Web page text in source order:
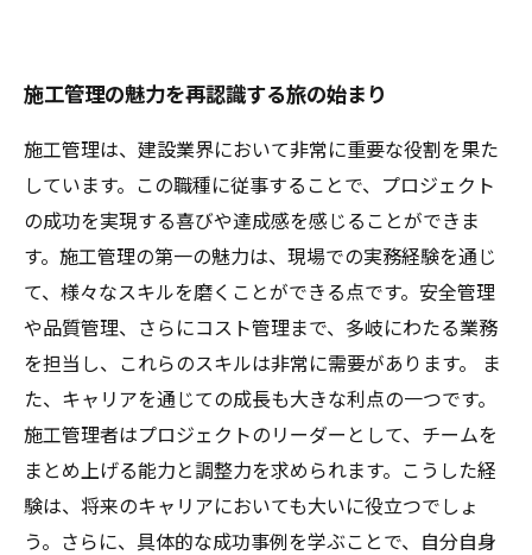
施工管理の魅力を再認識する旅の始まり
施工管理は、建設業界において非常に重要な役割を果た
しています。この職種に従事することで、プロジェクト
の成功を実現する喜びや達成感を感じることができま
す。施工管理の第一の魅力は、現場での実務経験を通じ
て、様々なスキルを磨くことができる点です。安全管理
や品質管理、さらにコスト管理まで、多岐にわたる業務
を担当し、これらのスキルは非常に需要があります。 ま
た、キャリアを通じての成長も大きな利点の一つです。
施工管理者はプロジェクトのリーダーとして、チームを
まとめ上げる能力と調整力を求められます。こうした経
験は、将来のキャリアにおいても大いに役立つでしょ
う。さらに、具体的な成功事例を学ぶことで、自分自身